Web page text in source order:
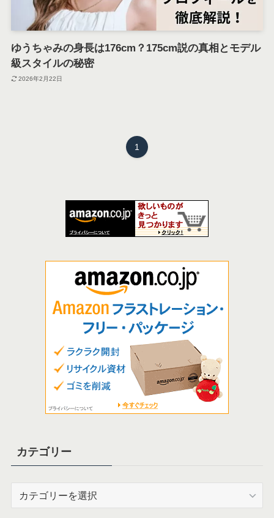
ゆうちゃみの身長は176cm？175cm説の真相とモデル
級スタイルの秘密
2026年2月22日
1
カテゴリー